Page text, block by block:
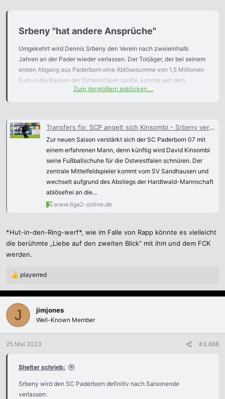
Srbeny "hat andere Ansprüche"​
Umgekehrt wird Dennis Srbeny den Verein nach zweieinhalb
Jahren an der Pader wieder verlassen. Der Torjäger, der bei seinem
ersten Abgang aus Paderborn eine Ablösesumme von 1,5 Millionen
Euro in die Kassen der Ostwestfalen spülte, konnte seit dem
Trainerwechsel von Steffen Baumgart zu Lukas Kwasniok nicht
Ansprüche. Und wir haben neue Pläne und neue Ideen. Deshalb
gibt es keine gemeinsame Zukunft", erklärt Weber, der dem 29-
Jährigen kein neues Vertragsangebot unterbreiten wird, in der
"Neuen Westfälischen".
Zum Vergrößern anklicken....
Transfers fix: SCP angelt sich Kinsombi - Srbeny verlässt die Pader
Zur neuen Saison verstärkt sich der SC Paderborn 07 mit
einem erfahrenen Mann, denn künftig wird David Kinsombi
seine Fußballschuhe für die Ostwestfalen schnüren. Der
zentrale Mittelfeldspieler kommt vom SV Sandhausen und
wechselt aufgrund des Abstiegs der Hardtwald-Mannschaft
ablösefrei an die...
www.liga2-online.de
*Hut-in-den-Ring-werf*, wie im Falle von Rapp könnte es vielleicht
die berühmte „Liebe auf den zweiten Blick“ mit ihm und dem FCK
werden.
R
a
k
i
o
n
playerred
J jimjones
Well-Known Member
25 Mai 2023 #3.668
Shelter schrieb:
Srbeny wird den SC Paderborn definitiv nach Saisonende
verlassen: